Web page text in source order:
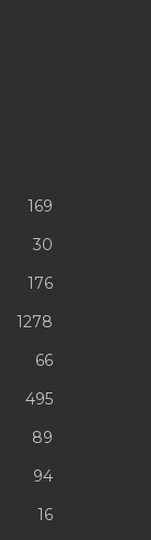
169
30
176
1278
66
495
89
94
16